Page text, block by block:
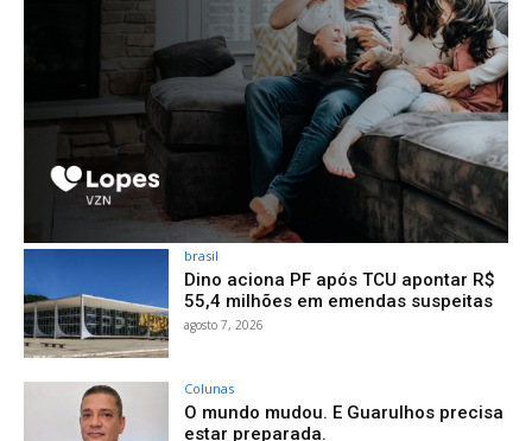
brasil
Dino aciona PF após TCU apontar R$
55,4 milhões em emendas suspeitas
agosto 7, 2026
Colunas
O mundo mudou. E Guarulhos precisa
estar preparada.